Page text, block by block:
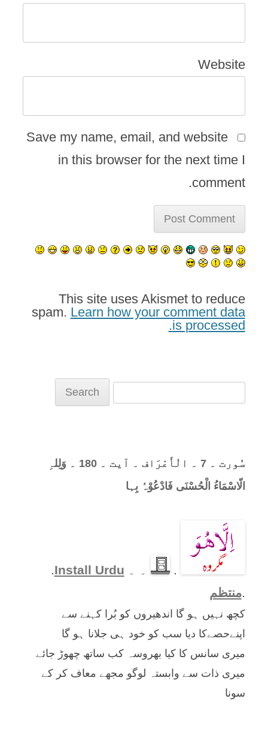
Website
Save my name, email, and website
in this browser for the next time I
comment.
This site uses Akismet to reduce
spam. Learn how your comment data
is processed.
سُورت ۔ 7 ۔ الْأَعْرَاف ۔ آیت ۔ 180 ۔ وَلِلہِ
الّاسْمَاءُ الْحُسْنَی فَادْعُوْہُ بِہا
. ۔ ۔ Install Urdu
.
.منتظم
کچھ نہیں ہو گا اندھیروں کو بُرا کہنے سے
اپنےحصےکا دیا سب کو خود ہی جلانا ہو گا
میری سانس کا کیا بھروسہ کب ساتھ چھوڑ جائے
میری ذات سے وابستہ لوگو مجھے معاف کر کے
سونا